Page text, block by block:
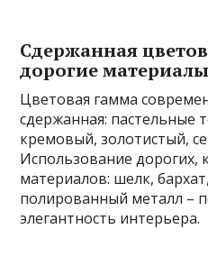
Сдержанная
дорогие материалы
Цветовая гамма
сдержанная: пастельные
кремовый, золотистый,
Использование дорогих,
материалов: шелк,
полированный металл –
элегантность интерьера.